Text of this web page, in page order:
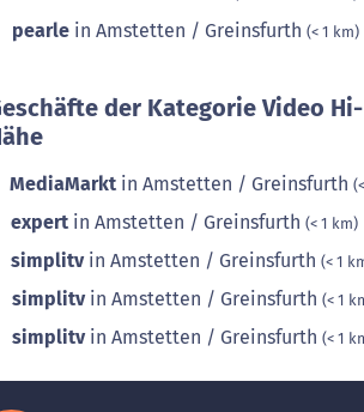
pearle in Amstetten / Greinsfurth (< 1 km)
der Kategorie Video
MediaMarkt in Amstetten / Greinsfurth
expert in Amstetten / Greinsfurth (< 1 km)
simplitvin Amstetten / Greinsfurth (< 1
simplitvin Amstetten / Greinsfurth (< 1
simplitvin Amstetten / Greinsfurth (< 1